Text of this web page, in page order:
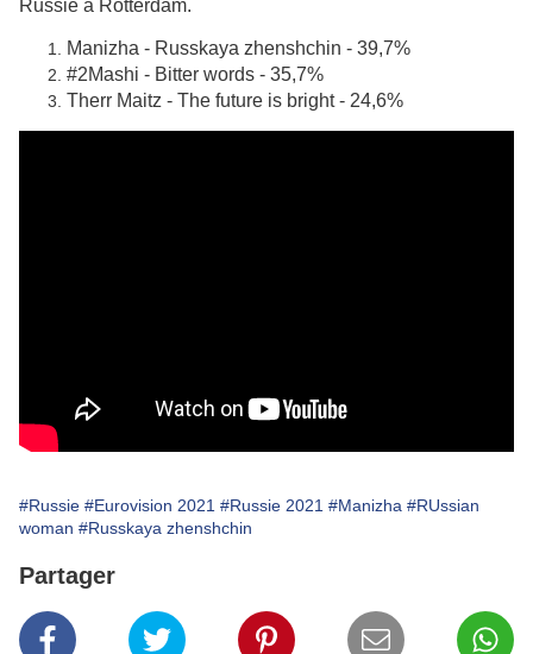
Russie à Rotterdam.
Manizha - Russkaya zhenshchin - 39,7%
#2Mashi - Bitter words - 35,7%
Therr Maitz - The future is bright - 24,6%
#Russie #Eurovision 2021 #Russie 2021 #Manizha #RUssian
woman #Russkaya zhenshchin
Partager